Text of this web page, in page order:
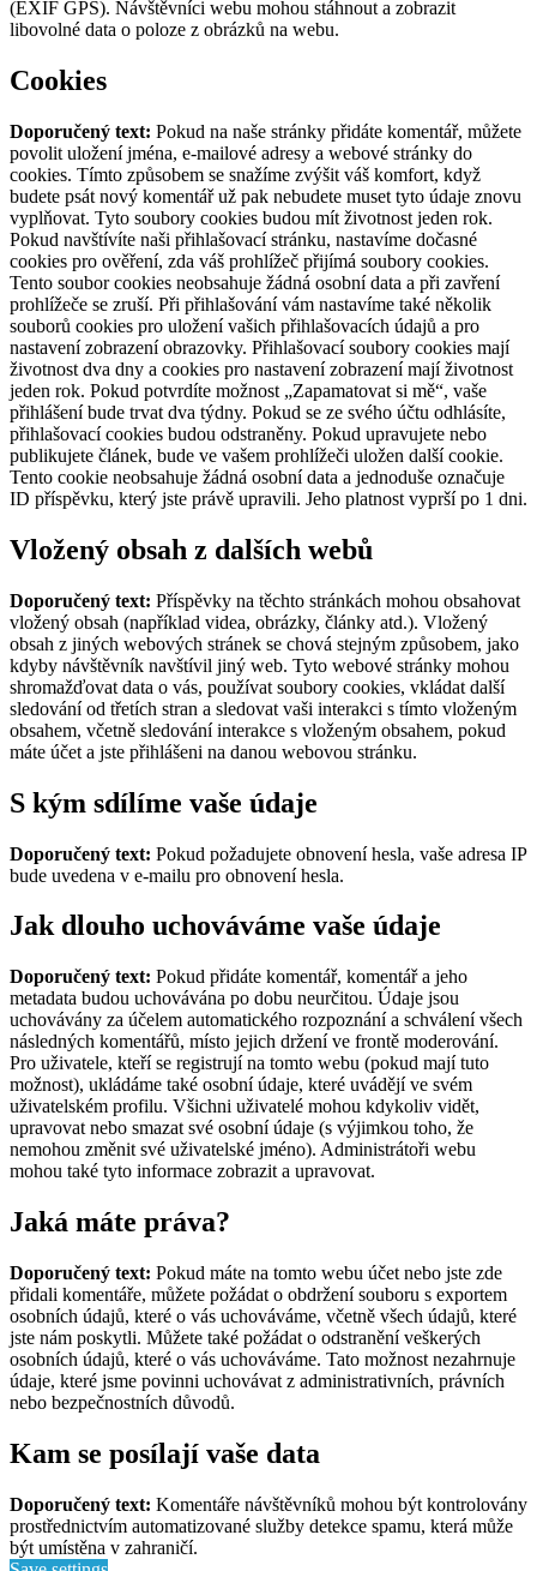
(EXIF GPS). Návštěvníci webu mohou stáhnout a zobrazit
libovolné data o poloze z obrázků na webu.
Cookies
Doporučený text: Pokud na naše stránky přidáte komentář, můžete
povolit uložení jména, e-mailové adresy a webové stránky do
cookies. Tímto způsobem se snažíme zvýšit váš komfort, když
budete psát nový komentář už pak nebudete muset tyto údaje znovu
vyplňovat. Tyto soubory cookies budou mít životnost jeden rok.
Pokud navštívíte naši přihlašovací stránku, nastavíme dočasné
cookies pro ověření, zda váš prohlížeč přijímá soubory cookies.
Tento soubor cookies neobsahuje žádná osobní data a při zavření
prohlížeče se zruší. Při přihlašování vám nastavíme také několik
souborů cookies pro uložení vašich přihlašovacích údajů a pro
nastavení zobrazení obrazovky. Přihlašovací soubory cookies mají
životnost dva dny a cookies pro nastavení zobrazení mají životnost
jeden rok. Pokud potvrdíte možnost „Zapamatovat si mě“, vaše
přihlášení bude trvat dva týdny. Pokud se ze svého účtu odhlásíte,
přihlašovací cookies budou odstraněny. Pokud upravujete nebo
publikujete článek, bude ve vašem prohlížeči uložen další cookie.
Tento cookie neobsahuje žádná osobní data a jednoduše označuje
ID příspěvku, který jste právě upravili. Jeho platnost vyprší po 1 dni.
Vložený obsah z dalších webů
Doporučený text: Příspěvky na těchto stránkách mohou obsahovat
vložený obsah (například videa, obrázky, články atd.). Vložený
obsah z jiných webových stránek se chová stejným způsobem, jako
kdyby návštěvník navštívil jiný web. Tyto webové stránky mohou
shromažďovat data o vás, používat soubory cookies, vkládat další
sledování od třetích stran a sledovat vaši interakci s tímto vloženým
obsahem, včetně sledování interakce s vloženým obsahem, pokud
máte účet a jste přihlášeni na danou webovou stránku.
S kým sdílíme vaše údaje
Doporučený text: Pokud požadujete obnovení hesla, vaše adresa IP
bude uvedena v e-mailu pro obnovení hesla.
Jak dlouho uchováváme vaše údaje
Doporučený text: Pokud přidáte komentář, komentář a jeho
metadata budou uchovávána po dobu neurčitou. Údaje jsou
uchovávány za účelem automatického rozpoznání a schválení všech
následných komentářů, místo jejich držení ve frontě moderování.
Pro uživatele, kteří se registrují na tomto webu (pokud mají tuto
možnost), ukládáme také osobní údaje, které uvádějí ve svém
uživatelském profilu. Všichni uživatelé mohou kdykoliv vidět,
upravovat nebo smazat své osobní údaje (s výjimkou toho, že
nemohou změnit své uživatelské jméno). Administrátoři webu
mohou také tyto informace zobrazit a upravovat.
Jaká máte práva?
Doporučený text: Pokud máte na tomto webu účet nebo jste zde
přidali komentáře, můžete požádat o obdržení souboru s exportem
osobních údajů, které o vás uchováváme, včetně všech údajů, které
jste nám poskytli. Můžete také požádat o odstranění veškerých
osobních údajů, které o vás uchováváme. Tato možnost nezahrnuje
údaje, které jsme povinni uchovávat z administrativních, právních
nebo bezpečnostních důvodů.
Kam se posílají vaše data
Doporučený text: Komentáře návštěvníků mohou být kontrolovány
prostřednictvím automatizované služby detekce spamu, která může
být umístěna v zahraničí.